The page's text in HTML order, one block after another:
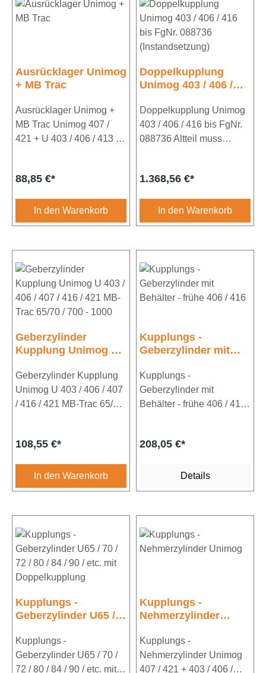
Ausrücklager Unimog
+ MB Trac
Ausrücklager Unimog +
MB Trac Unimog 407 /
421 + U 403 / 406 / 413 /
GR-
mmInnendurchmesser:
65 mmBreite:
mmErgänzungsartikel/Erg
änzende Info: mit
Anlaufring
Regulärer Preis:
88,85 €*
In den Warenkorb
Doppelkupplung
Unimog 403 / 406 /
(Instandsetzung)
Doppelkupplung Unimog
403 / 406 / 416 bis FgNr.
088736 Altteil muss
Kenngröße: DOT280Ø:
mmNabenprofil: Ge
280/45x50-24N, Mo
Regulärer Preis:
1.368,56 €*
In den Warenkorb
Geberzylinder
Kupplung Unimog U
421 MB-Trac 65/70 /
700 - 1000
Geberzylinder Kupplung
Unimog U 403 / 406 / 407
/ 416 / 421 MB-Trac 65/70
mmVergleichs-Nr.:
Regulärer Preis:
108,55 €*
In den Warenkorb
Kupplungs -
Geberzylinder mit
416
Kupplungs -
Geberzylinder mit
Behälter - frühe 406 / 416
19,05mm
Regulärer Preis:
208,05 €*
Details
Kupplungs -
Geberzylinder U65 /
etc. mit
Doppelkupplung
Kupplungs -
Geberzylinder U65 / 70 /
72 / 80 / 84 / 90 / etc. mit
Kupplungs -
Nehmerzylinder
Kupplungs -
Nehmerzylinder Unimog
407 / 421 + 403 / 406 /